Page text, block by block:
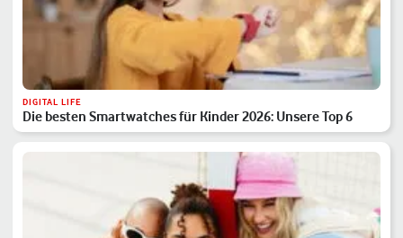
DIGITAL LIFE
Die besten Smartwatches für Kinder 2026: Unsere Top 6